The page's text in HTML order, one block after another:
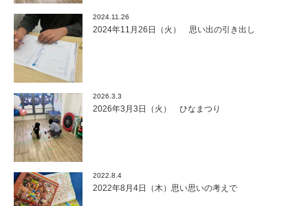
2024.11.26
2024年11月26日（火） 思い出の引き出し
2026.3.3
2026年3月3日（火） ひなまつり
2022.8.4
2022年8月4日（木）思い思いの考えで